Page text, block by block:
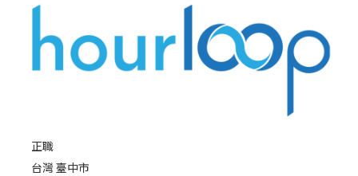
正職
台灣 臺中市